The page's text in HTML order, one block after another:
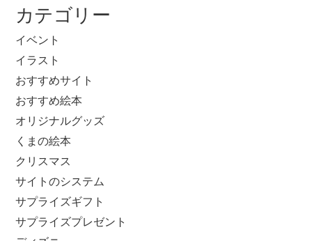
カテゴリー
イベント
イラスト
おすすめサイト
おすすめ絵本
オリジナルグッズ
くまの絵本
クリスマス
サイトのシステム
サプライズギフト
サプライズプレゼント